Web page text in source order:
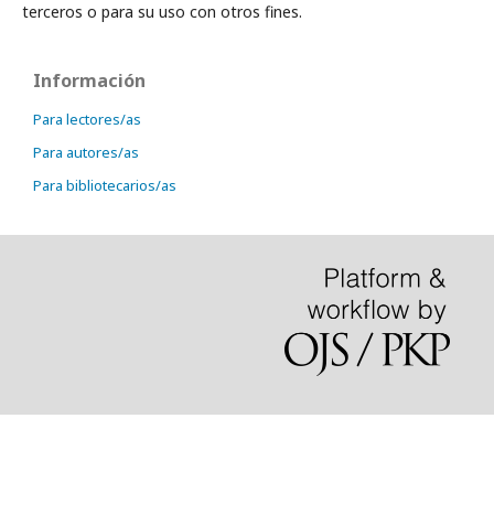
terceros o para su uso con otros fines.
Información
Para lectores/as
Para autores/as
Para bibliotecarios/as